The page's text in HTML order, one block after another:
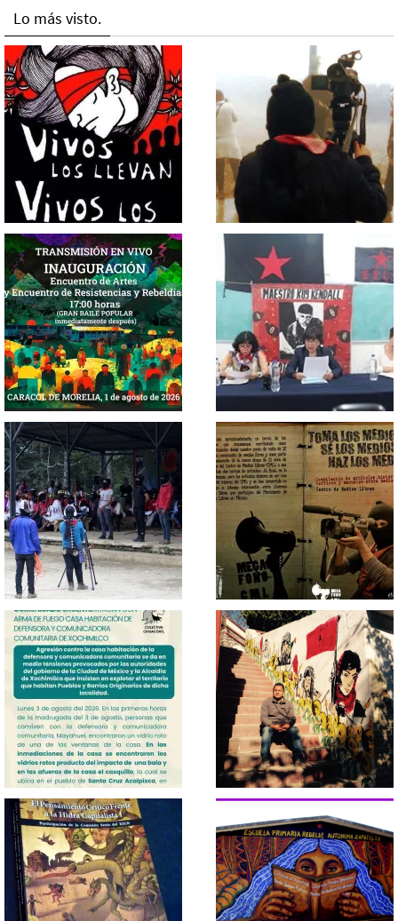
Lo más visto.